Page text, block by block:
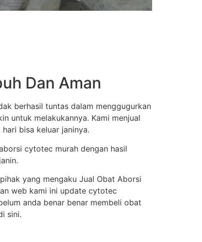
Dan Aman
berhasil tuntas dalam menggugurkan
untuk melakukannya. Kami menjual
bisa keluar janinya.
cytotec murah dengan hasil
yang mengaku Jual Obat Aborsi
web kami ini update cytotec
anda benar benar membeli obat
sini.